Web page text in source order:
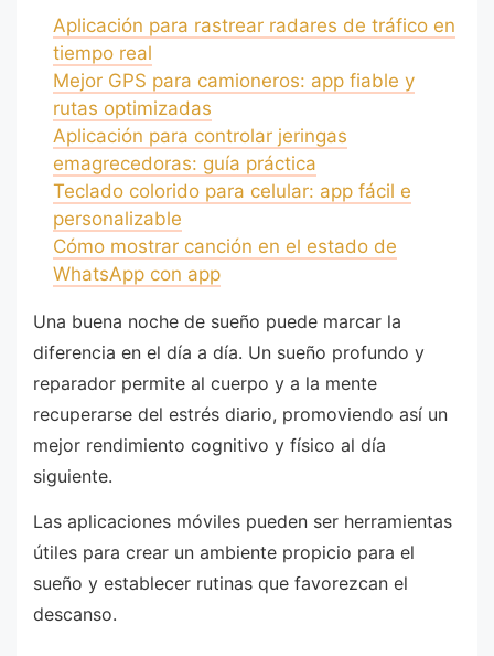
Aplicación para rastrear radares de tráfico en
tiempo real
Mejor GPS para camioneros: app fiable y
rutas optimizadas
Aplicación para controlar jeringas
emagrecedoras: guía práctica
Teclado colorido para celular: app fácil e
personalizable
Cómo mostrar canción en el estado de
WhatsApp con app
Una buena noche de sueño puede marcar la
diferencia en el día a día. Un sueño profundo y
reparador permite al cuerpo y a la mente
recuperarse del estrés diario, promoviendo así un
mejor rendimiento cognitivo y físico al día
siguiente.
Las aplicaciones móviles pueden ser herramientas
útiles para crear un ambiente propicio para el
sueño y establecer rutinas que favorezcan el
descanso.